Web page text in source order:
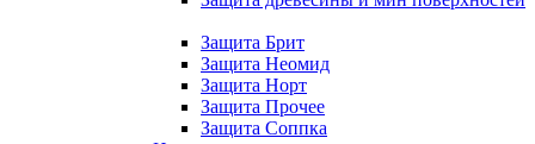
Защита Брит
Защита Неомид
Защита Норт
Защита Прочее
Защита Соппка